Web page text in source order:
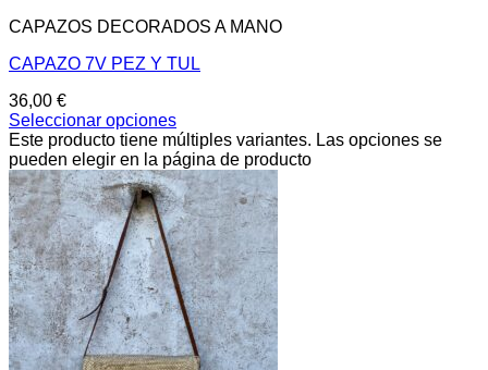
CAPAZOS DECORADOS A MANO
CAPAZO 7V PEZ Y TUL
36,00 €
Seleccionar opciones
Este producto tiene múltiples variantes. Las opciones se
pueden elegir en la página de producto